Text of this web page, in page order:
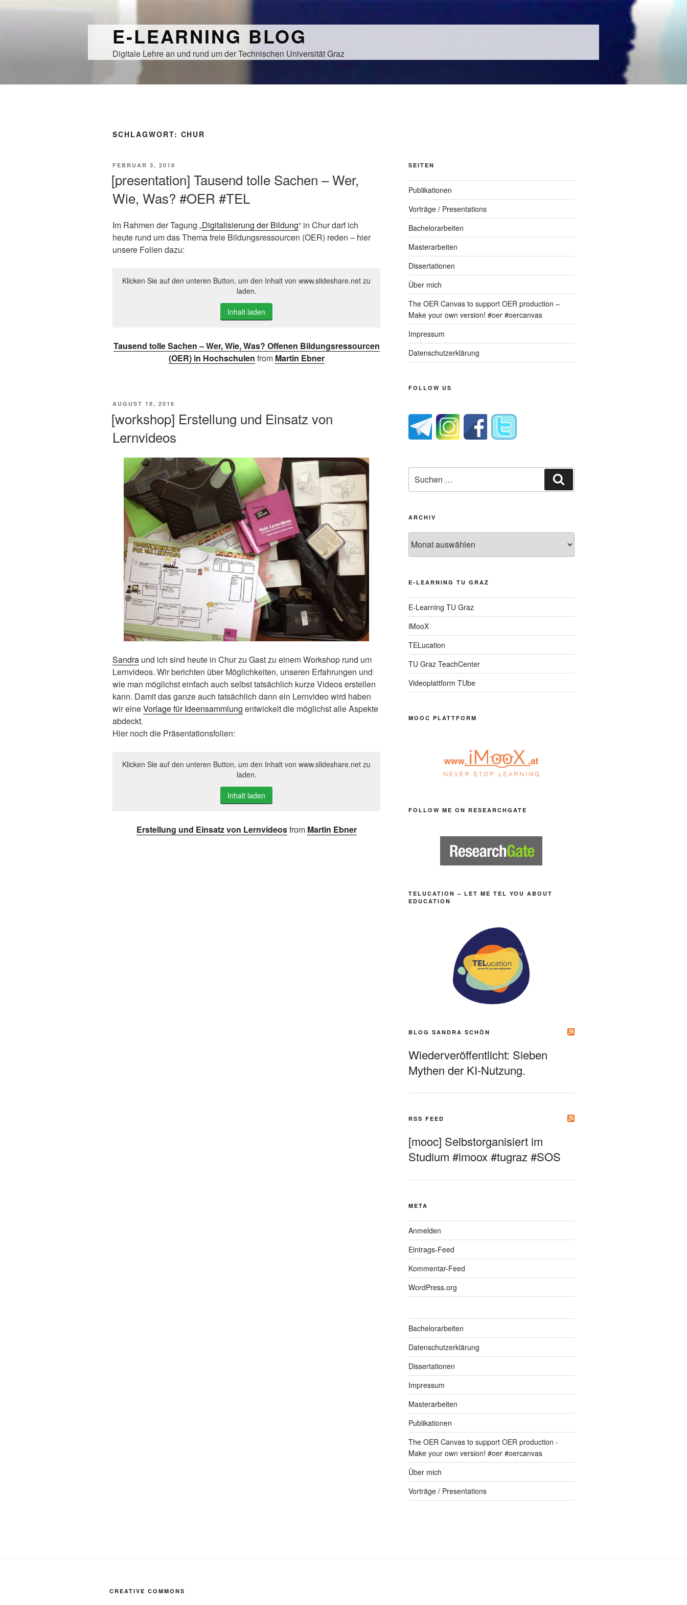
E-LEARNING BLOG
Digitale Lehre an und rund um der Technischen Universität Graz
SCHLAGWORT: CHUR
VERÖFFENTLICHT
FEBRUAR 3, 2018
[presentation] Tausend tolle Sachen – Wer,
Wie, Was? #OER #TEL
Im Rahmen der Tagung „Digitalisierung der Bildung“ in Chur darf ich
heute rund um das Thema freie Bildungsressourcen (OER) reden – hier
unsere Folien dazu:
Klicken Sie auf den unteren Button, um den Inhalt von www.slideshare.net zu
laden.
Inhalt laden
Tausend tolle Sachen – Wer, Wie, Was? Offenen Bildungsressourcen
(OER) in Hochschulen from Martin Ebner
VERÖFFENTLICHT
AUGUST 18, 2016
[workshop] Erstellung und Einsatz von
Lernvideos
Sandra und ich sind heute in Chur zu Gast zu einem Workshop rund um
Lernvideos. Wir berichten über Möglichkeiten, unseren Erfahrungen und
wie man möglichst einfach auch selbst tatsächlich kurze Videos erstellen
kann. Damit das ganze auch tatsächlich dann ein Lernvideo wird haben
wir eineVorlage für Ideensammlung entwickelt die möglichst alle Aspekte
abdeckt.
Hier noch die Präsentationsfolien:
Klicken Sie auf den unteren Button, um den Inhalt von www.slideshare.net zu
laden.
Inhalt laden
Erstellung und Einsatz von Lernvideosfrom Martin Ebner
SEITEN
Publikationen
Vorträge / Presentations
Bachelorarbeiten
Masterarbeiten
Dissertationen
Über mich
The OER Canvas to support OER production –
Make your own version! #oer #oercanvas
Impressum
Datenschutzerklärung
FOLLOW US
nach:
ARCHIV
E-LEARNING TU GRAZ
E-Learning TU Graz
iMooX
TELucation
TU Graz TeachCenter
Videoplattform TUbe
MOOC PLATTFORM
FOLLOW ME ON RESEARCHGATE
TELUCATION – LET ME TEL YOU ABOUT
EDUCATION
BLOG SANDRA SCHÖN
Wiederveröffentlicht: Sieben
Mythen der KI-Nutzung.
RSS FEED
[mooc] Selbstorganisiert im
Studium #imoox #tugraz #SOS
META
Anmelden
Eintrags-Feed
Kommentar-Feed
WordPress.org
Bachelorarbeiten
Datenschutzerklärung
Dissertationen
Impressum
Masterarbeiten
Publikationen
The OER Canvas to support OER production -
Make your own version! #oer #oercanvas
Über mich
Vorträge / Presentations
CREATIVE COMMONS